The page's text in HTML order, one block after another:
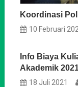
Koordinasi
10 Februari
Info Biaya
Akademik
18 Juli 2021